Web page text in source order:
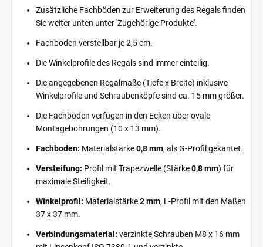
Zusätzliche Fachböden zur Erweiterung des Regals finden
Sie weiter unten unter 'Zugehörige Produkte'.
Fachböden verstellbar je 2,5 cm.
Die Winkelprofile des Regals sind immer einteilig.
Die angegebenen Regalmaße (Tiefe x Breite) inklusive
Winkelprofile und Schraubenköpfe sind ca. 15 mm größer.
Die Fachböden verfügen in den Ecken über ovale
Montagebohrungen (10 x 13 mm).
Fachboden: Materialstärke0,8 mm, als G-Profil gekantet.
Versteifung: Profil mit Trapezwelle (Stärke0,8 mm) für
maximale Steifigkeit.
Winkelprofil: Materialstärke2 mm, L-Profil mit den Maßen
37 x 37 mm.
Verbindungsmaterial: verzinkte Schrauben M8 x 16 mm